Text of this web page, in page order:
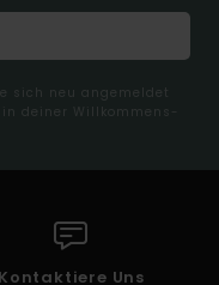
sich neu angemeldet
deiner Willkommens-
Kontaktiere Uns